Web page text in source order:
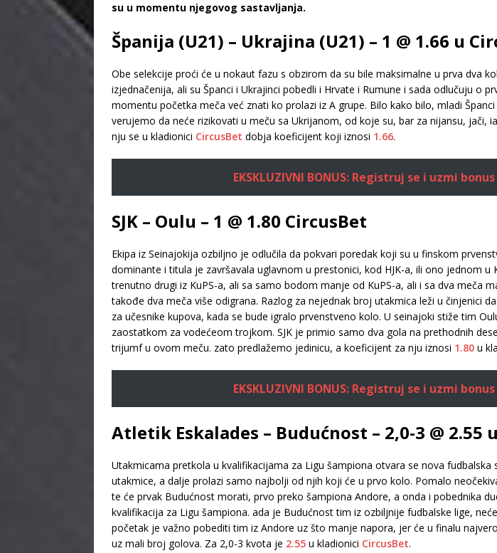
su u momentu njegovog sastavljanja.
Španija (U21) – Ukrajina (U21) – 1 @ 1.66 u
Obe selekcije proći će u nokaut fazu s obzirom da su bile maksimalne u prva dva
izjednačenija, ali su Španci i Ukrajinci pobedli i Hrvate i Rumune i sada odlučuju o
momentu početka meča već znati ko prolazi iz A grupe. Bilo kako bilo, mladi
verujemo da neće rizikovati u meču sa Ukrijanom, od koje su, bar za nijansu, jači,
nju se u kladionici CircusBet dobja koeficijent koji iznosi 1.66.
EKSKLUZIVNI BONUS: Registruj se i uzmi
SJK – Oulu – 1 @ 1.80 CircusBet
Ekipa iz Seinajokija ozbiljno je odlučila da pokvari poredak koji su u finskom
dominante i titula je završavala uglavnom u prestonici, kod HJK-a, ili ono jednom
trenutno drugi iz KuPS-a, ali sa samo bodom manje od KuPS-a, ali i sa dva meča
takođe dva meča više odigrana. Razlog za nejednak broj utakmica leži u činjenici
za učesnike kupova, kada se bude igralo prvenstveno kolo. U seinajoki stiže tim
zaostatkom za vodećeom trojkom. SJK je primio samo dva gola na prethodnih
trijumf u ovom meču. zato predlažemo jedinicu, a koeficijent za nju iznosi 1.80 u
EKSKLUZIVNI BONUS: Registruj se i uzmi
Atletik Eskalades – Budućnost – 2,0-3 @ 2.55
Utakmicama pretkola u kvalifikacijama za Ligu šampiona otvara se nova
utakmice, a dalje prolazi samo najbolji od njih koji će u prvo kolo. Pomalo
te će prvak Budućnost morati, prvo preko šampiona Andore, a onda i pobednika
kvalifikacija za Ligu šampiona. ada je Budućnost tim iz ozbiljnije fudbalske lige,
početak je važno pobediti tim iz Andore uz što manje napora, jer će u finalu
uz mali broj golova. Za 2,0-3 kvota je 2.55 u kladionici CircusBet.